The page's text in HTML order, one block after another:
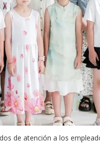
de atención a los